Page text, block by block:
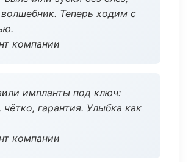
Теперь ходим с
компании
импланты под ключ:
гарантия. Улыбка как
компании